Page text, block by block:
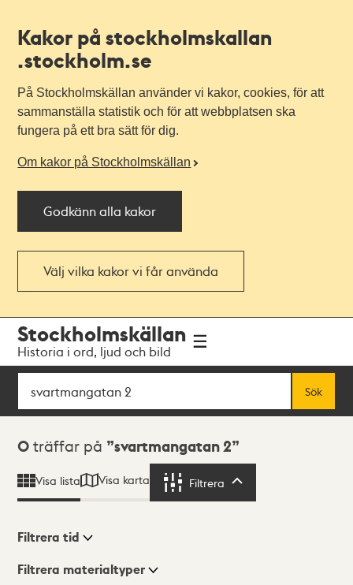
Kakor på stockholmskallan
.stockholm.se
På Stockholmskällan använder vi kakor, cookies, för att
sammanställa statistik och för att webbplatsen ska
fungera på ett bra sätt för dig.
Om kakor på Stockholmskällan
Godkänn alla kakor
Välj vilka kakor vi får använda
navigationen
huvudinnehållet
Stockholmskällan
Historia i ord, ljud och bild
Sök
Sök
Sökresultat
0 träffar på svartmangatan 2
Visa lista Visa karta Filtrera
Visningsläge
Filtrera tid
Filtrera materialtyper